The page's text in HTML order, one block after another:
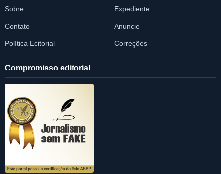
Sobre Expediente
Contato Anuncie
Política Editorial Correções
Compromisso editorial